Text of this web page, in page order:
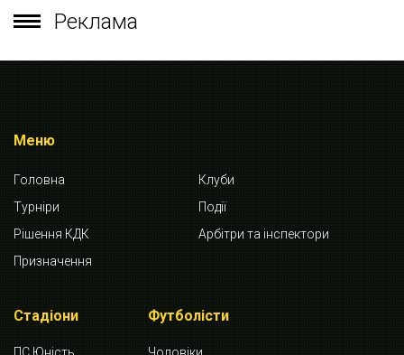
Реклама
Меню
Головна
Клуби
Турніри
Події
Рішення КДК
Арбітри та інспектори
Призначення
Стадіони Футболісти